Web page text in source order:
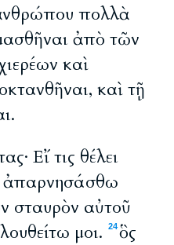
πολλὰ
ἀπὸ τῶν
καὶ
καὶ τῇ
Εἴ τις θέλει
ἀπαρνησάσθω
σταυρὸν αὐτοῦ
μοι.
24ὃς